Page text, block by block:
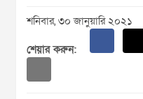
শনিবার, ৩০ জানুয়ারি ২০২১
শেয়ার করুন: